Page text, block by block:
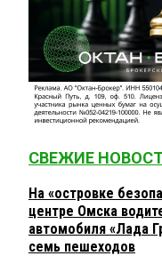
СВЕЖИЕ
На «островке
центре Омска
автомобиля «Лада
семь пешеходов